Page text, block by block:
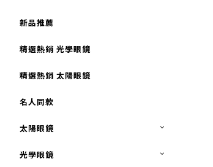
新品推薦
精選熱銷 光學眼鏡
精選熱銷 太陽眼鏡
名人同款
太陽眼鏡
光學眼鏡